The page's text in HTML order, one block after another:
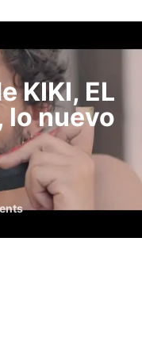
KIKI, EL
lo nuevo